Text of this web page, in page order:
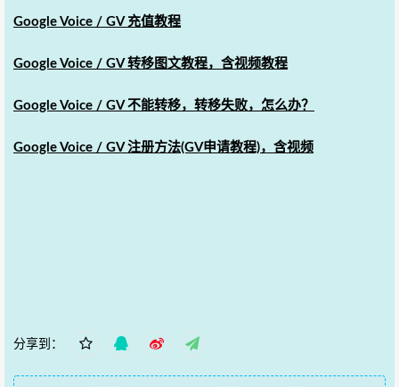
Google Voice / GV 充值教程
Google Voice / GV 转移图文教程，含视频教程
Google Voice / GV 不能转移，转移失败，怎么办？
Google Voice / GV 注册方法(GV申请教程)，含视频
分享到：